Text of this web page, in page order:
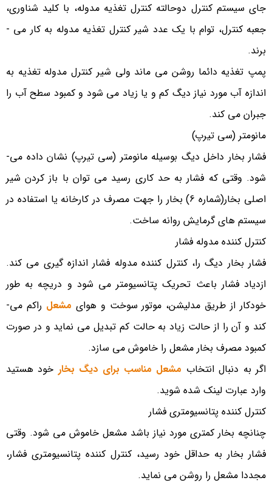
جای سیستم کنترل دوحالته کنترل تغذیه مدوله، با کلید شناوری،
جعبه کنترل، توام با یک عدد شیر کنترل تغذیه مدوله به کار می ­
برند.
پمپ تغذیه دائما روشن می­ ماند ولی شیر کنترل مدوله تغذیه به
اندازه آب مورد نیاز دیگ کم و یا زیاد می­ شود و کمبود سطح آب را
جبران می­ کند.
مانومتر (سی تیرپ)
فشار بخار داخل دیگ بوسیله مانومتر (سی تیرپ) نشان داده می­
شود. وقتی که فشار به حد کاری رسید می­ توان با باز کردن شیر
اصلی بخار(شماره 6) بخار را جهت مصرف در کارخانه یا استفاده در
سیستم­ های گرمایش روانه ساخت.
کنترل کننده مدوله فشار
فشار بخار دیگ را، کنترل کننده مدوله فشار اندازه گیری می­ کند.
ازدیاد فشار باعث تحریک پتانسیومتر می شود و دریچه به طور
خودکار از طریق مدلیشن، موتور سوخت و هوای مشعلراکم می­
کند و آن را از حالت زیاد به حالت کم تبدیل می­ نماید و در صورت
کمبود مصرف بخار مشعل را خاموش می ­سازد.
اگر به دنبال انتخاب مشعل مناسب برای دیگ بخار خود هستید
وارد عبارت لینک شده شوید.
کنترل کننده پتانسیومتری فشار
چنانچه بخار کمتری مورد نیاز باشد مشعل خاموش می­ شود. وقتی
فشار بخار به حداقل خود رسید، کنترل کننده پتانسیومتری فشار،
مجددا مشعل را روشن می ­نماید.